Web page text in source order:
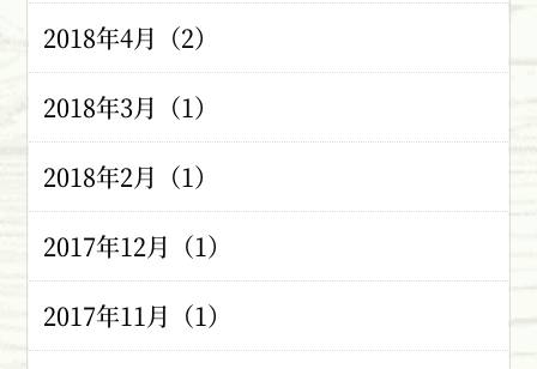
2018年4月（2）
2018年3月（1）
2018年2月（1）
2017年12月（1）
2017年11月（1）